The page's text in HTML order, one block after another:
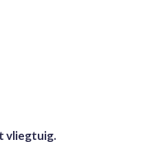
vliegtuig.